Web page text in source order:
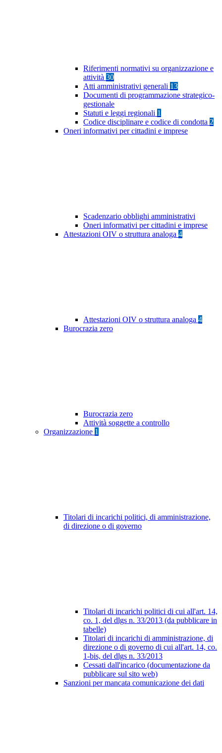
Riferimenti normativi su organizzazione e
attività 30
Atti amministrativi generali 13
Documenti di programmazione strategico-
gestionale
Statuti e leggi regionali 1
Codice disciplinare e codice di condotta 2
Oneri informativi per cittadini e imprese
Scadenzario obblighi amministrativi
Oneri informativi per cittadini e imprese
Attestazioni OIV o struttura analoga 4
Attestazioni OIV o struttura analoga 4
Burocrazia zero
Burocrazia zero
Attività soggette a controllo
Organizzazione 1
Titolari di incarichi politici, di amministrazione,
di direzione o di governo
Titolari di incarichi politici di cui all'art. 14,
co. 1, del dlgs n. 33/2013 (da pubblicare in
tabelle)
Titolari di incarichi di amministrazione, di
direzione o di governo di cui all'art. 14, co.
1-bis, del dlgs n. 33/2013
Cessati dall'incarico (documentazione da
pubblicare sul sito web)
Sanzioni per mancata comunicazione dei dati